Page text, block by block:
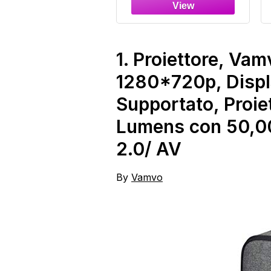
4K 1080P Auto
Keystone Rotabile
con HDMI/TV
Stick/Memory
Stick/Laptop, Bianco
1. Proiettore,
1280*720p,
Supportato,
Lumens con
2.0/ AV
By Vamvo